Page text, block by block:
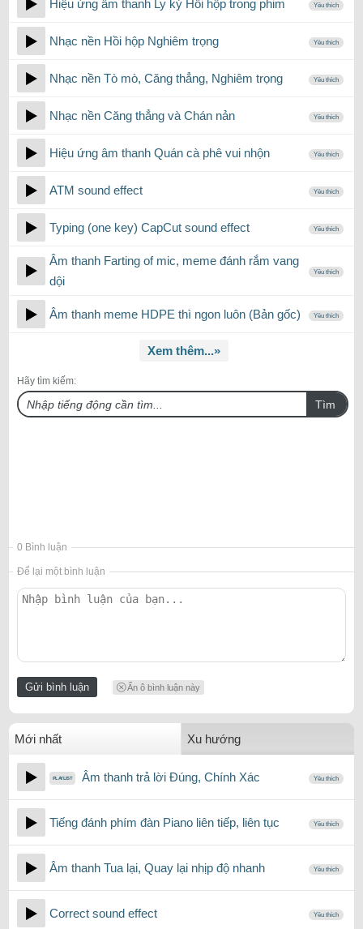
Hiệu ứng âm thanh Ly kỳ Hồi hộp trong phim Yêu thích
Nhạc nền Hồi hộp Nghiêm trọng Yêu thích
Nhạc nền Tò mò, Căng thẳng, Nghiêm trọng Yêu thích
Nhạc nền Căng thẳng và Chán nản Yêu thích
Hiệu ứng âm thanh Quán cà phê vui nhộn Yêu thích
ATM sound effect Yêu thích
Typing (one key) CapCut sound effect Yêu thích
Âm thanh Farting of mic, meme đánh rắm vang
dội
Yêu thích
Âm thanh meme HDPE thì ngon luôn (Bản gốc) Yêu thích
Xem thêm...»
Hãy tìm kiếm:
Tìm
0 Bình luận
Để lại một bình luận
Ẩn ô bình luận này
Mới nhất Xu hướng
Âm thanh trả lời Đúng, Chính Xác Yêu thích
Tiếng đánh phím đàn Piano liên tiếp, liên tục Yêu thích
Âm thanh Tua lại, Quay lại nhịp độ nhanh Yêu thích
Correct sound effect Yêu thích